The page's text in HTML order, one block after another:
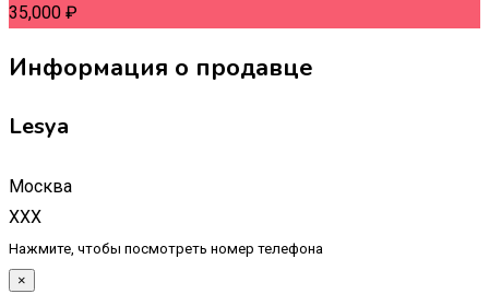
35,000 ₽
Информация о продавце
Lesya
Москва
XXX
Нажмите, чтобы посмотреть номер телефона
×